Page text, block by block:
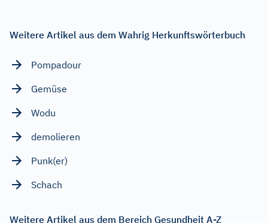
Weitere Artikel aus dem Wahrig Herkunftswörterbuch
Pompadour
Gemüse
Wodu
demolieren
Punk(er)
Schach
Weitere Artikel aus dem Bereich Gesundheit A-Z